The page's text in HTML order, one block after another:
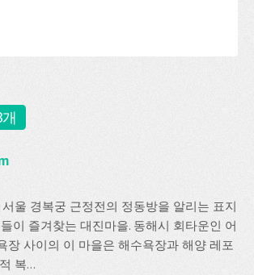
울 경복궁 근정전의 정동방을 알리는 표지
이 즐겨찾는 대진마을. 동해시 회타운인 어
장 사이의 이 마을은 해수욕장과 해양 레포
복...